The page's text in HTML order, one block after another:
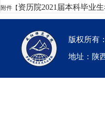
附件【 资历院2021届本科毕业
版权所有
地址：陕